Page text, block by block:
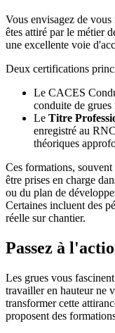
Vous envisagez de
êtes attiré par le métier
une excellente voie
Deux certifications
Le CACES
conduite de grues
Le Titre
enregistré au
théoriques
Ces formations, souvent
être prises en charge
ou du plan de
Certaines incluent des
réelle sur chantier.
Passez à
Les grues vous
travailler en hauteur ne
transformer cette
proposent des